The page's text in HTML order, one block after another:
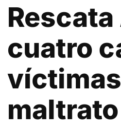
Rescata
cuatro
maltrato